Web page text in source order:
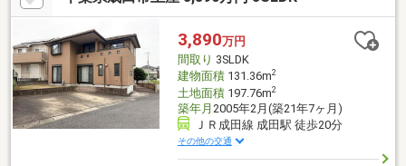
室内ドア交換、床材上張り、シューズボックス交換、クロス張替
え●その他設備給湯器交換、インターホン設置、火災警報器設
置、照明器具交換
3,890万円
間取り 3SLDK
建物面積131.36m2
土地面積197.76m2
築年月 2005年2月(築21年7ヶ月)
ＪＲ成田線 成田駅 徒歩20分
その他の交通